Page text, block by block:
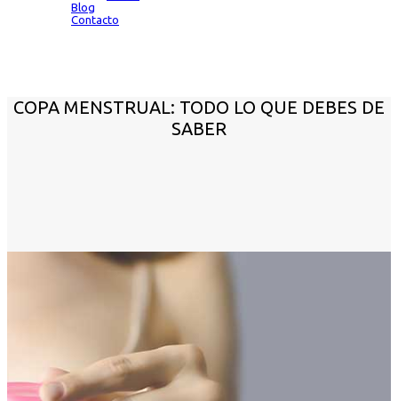
Blog
Contacto
COPA MENSTRUAL: TODO LO QUE DEBES DE
SABER